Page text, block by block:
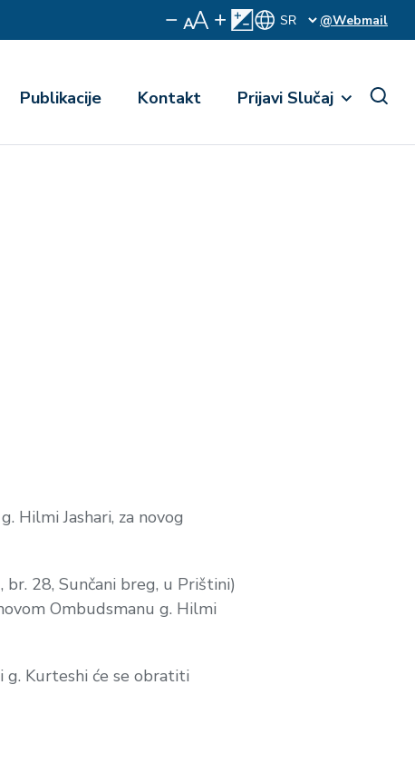
@Webmail
Publikacije Kontakt Prijavi Slučaj
Hilmi Jashari, za novog
br. 28, Sunčani breg, u Prištini)
Ombudsmanu g. Hilmi
g. Kurteshi će se obratiti